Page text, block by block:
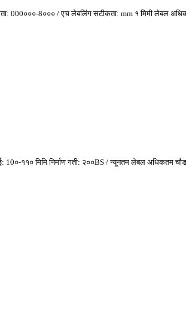
000०००-8००० / एच लेबलिंग सटीकता: mm १ मिमी लेबल
10०-११० मिमि निर्माण गती: २००BS / न्यूनतम लेबल